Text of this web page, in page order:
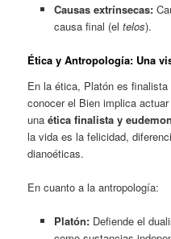
Causas extrínsecas:
causa final (el telos).
Ética y Antropología: Una
En la ética, Platón es
conocer el Bien implica
unaética finalista y
la vida es la felicidad,
dianoéticas.
En cuanto a la antropología:
Platón:Defiende el